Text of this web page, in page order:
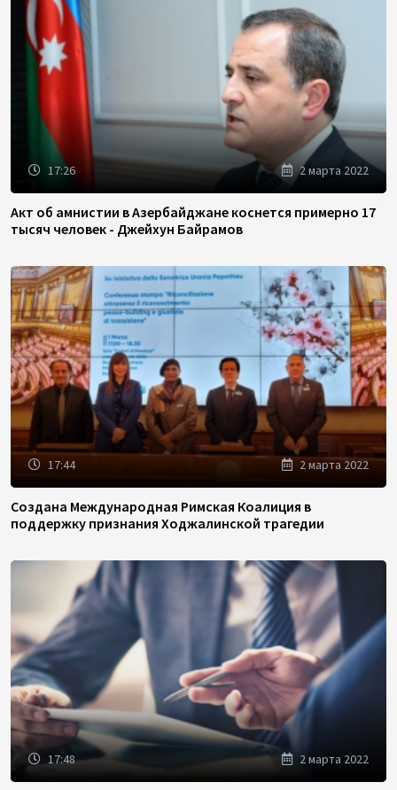
17:26 2 марта 2022
Акт об амнистии в Азербайджане коснется примерно 17
тысяч человек - Джейхун Байрамов
17:44 2 марта 2022
Создана Международная Римская Коалиция в
поддержку признания Ходжалинской трагедии
17:48 2 марта 2022